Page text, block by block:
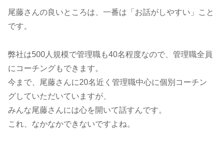
尾藤さんの良いところは、一番は「お話がしやすい」こと
です。
弊社は500人規模で管理職も40名程度なので、管理職全員
にコーチングもできます。
今まで、尾藤さんに20名近く管理職中心に個別コーチン
グしていただいていますが、
みんな尾藤さんには心を開いて話すんです。
これ、なかなかできないですよね。